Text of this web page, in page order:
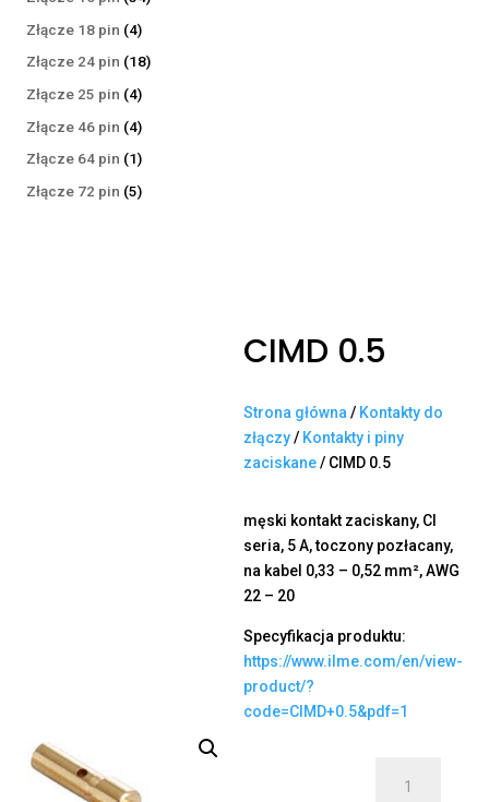
Złącze 18 pin 44
produkty
Złącze 24 pin 1818
Złącze 25 pin 44
produkty
Złącze 46 pin 44
produkty
Złącze 64 pin 11
produkt
Złącze 72 pin 55
CIMD 0.5
Strona główna / Kontakty do
złączy/ Kontakty i piny
zaciskane/ CIMD 0.5
męski kontakt zaciskany, CI
seria, 5 A, toczony pozłacany,
na kabel 0,33 – 0,52 mm², AWG
22 – 20
Specyfikacja produktu:
https://www.ilme.com/en/view-
product/?
code=CIMD+0.5&pdf=1
CIMD